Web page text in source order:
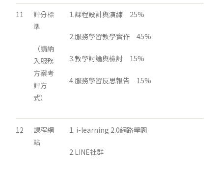
11
評分標
準
（請納
入服務
方案考
評方
式）
1.課程設計與演練 25%
2.服務學習教學實作 45%
3.教學討論與檢討 15%
4.服務學習反思報告 15%
12
課程網
站
1. i-learning 2.0網路學園
2.LINE社群